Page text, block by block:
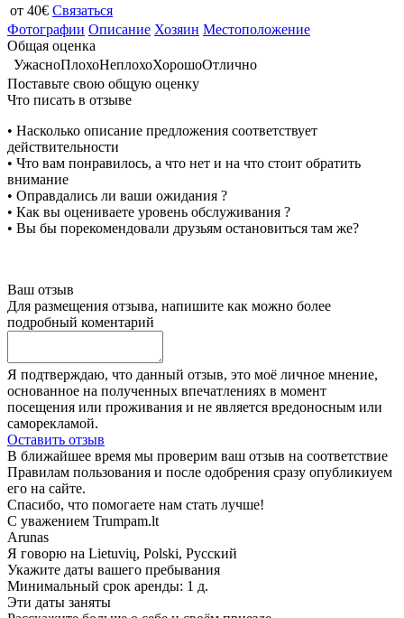
от 40€ Связаться
Фотографии Описание Хозяин Местоположение
Общая оценка
УжасноПлохоНеплохоХорошоОтлично
Поставьте свою общую оценку
Что писать в отзыве
• Насколько описание предложения соответствует
действительности
• Что вам понравилось, а что нет и на что стоит обратить
внимание
• Оправдались ли ваши ожидания ?
• Как вы оцениваете уровень обслуживания ?
• Вы бы порекомендовали друзьям остановиться там же?
Ваш отзыв
Для размещения отзыва, напишите как можно более
подробный коментарий
Я подтверждаю, что данный отзыв, это моё личное мнение,
основанное на полученных впечатлениях в момент
посещения или проживания и не является вредоносным или
саморекламой.
Оставить отзыв
В ближайшее время мы проверим ваш отзыв на соответствие
Правилам пользования и после одобрения сразу опубликиуем
его на сайте.
Спасибо, что помогаете нам стать лучше!
С уважением Trumpam.lt
Arunas
Я говорю на Lietuvių, Polski, Русский
Укажите даты вашего пребывания
Минимальный срок аренды: 1 д.
Эти даты заняты